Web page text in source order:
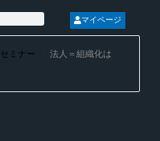
マイページ
セミナー 法人＝組織化は